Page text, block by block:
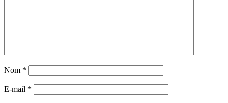
Nom *
E-mail *